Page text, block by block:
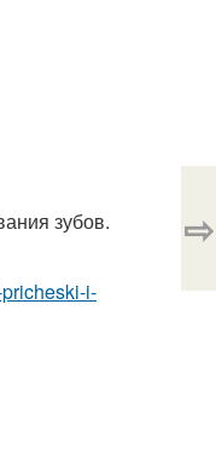
зубов.
i-
⇨